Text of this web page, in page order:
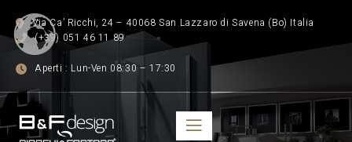
Via Ca’ Ricchi, 24 – 40068 San Lazzaro di Savena (Bo) Italia
(+39) 051 46 11 89
Aperti : Lun-Ven 08:30 – 17:30